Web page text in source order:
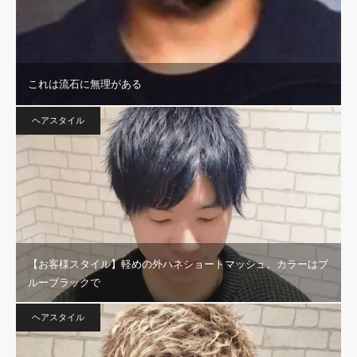
これは流石に無理がある
ヘアスタイル
【お客様スタイル】軽めの外ハネショートマッシュ。カラーはブ
ルーブラックで
ヘアスタイル